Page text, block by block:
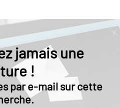
jamais une
!
par e-mail sur cette